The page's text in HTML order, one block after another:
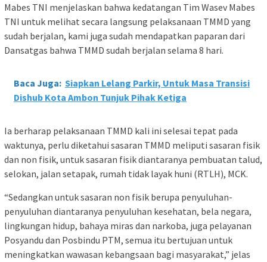
Mabes TNI menjelaskan bahwa kedatangan Tim Wasev Mabes
TNI untuk melihat secara langsung pelaksanaan TMMD yang
sudah berjalan, kami juga sudah mendapatkan paparan dari
Dansatgas bahwa TMMD sudah berjalan selama 8 hari.
Baca Juga: Siapkan Lelang Parkir, Untuk Masa Transisi
Dishub Kota Ambon Tunjuk Pihak Ketiga
Ia berharap pelaksanaan TMMD kali ini selesai tepat pada
waktunya, perlu diketahui sasaran TMMD meliputi sasaran fisik
dan non fisik, untuk sasaran fisik diantaranya pembuatan talud,
selokan, jalan setapak, rumah tidak layak huni (RTLH), MCK.
“Sedangkan untuk sasaran non fisik berupa penyuluhan-
penyuluhan diantaranya penyuluhan kesehatan, bela negara,
lingkungan hidup, bahaya miras dan narkoba, juga pelayanan
Posyandu dan Posbindu PTM, semua itu bertujuan untuk
meningkatkan wawasan kebangsaan bagi masyarakat,” jelas